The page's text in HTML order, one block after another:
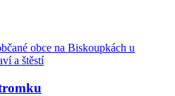
obce na Biskoupkách u
a štěstí